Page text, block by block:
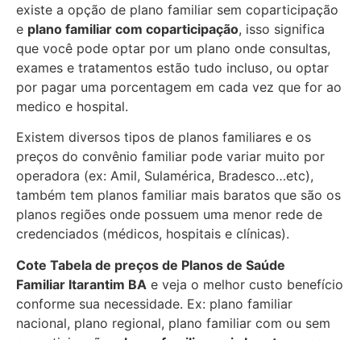
existe a opção de plano familiar sem coparticipação
e plano familiar com coparticipação, isso significa
que você pode optar por um plano onde consultas,
exames e tratamentos estão tudo incluso, ou optar
por pagar uma porcentagem em cada vez que for ao
medico e hospital.
Existem diversos tipos de planos familiares e os
preços do convênio familiar pode variar muito por
operadora (ex: Amil, Sulamérica, Bradesco…etc),
também tem planos familiar mais baratos que são os
planos regiões onde possuem uma menor rede de
credenciados (médicos, hospitais e clínicas).
Cote Tabela de preços de Planos de Saúde
Familiar Itarantim BA e veja o melhor custo benefício
conforme sua necessidade. Ex: plano familiar
nacional, plano regional, plano familiar com ou sem